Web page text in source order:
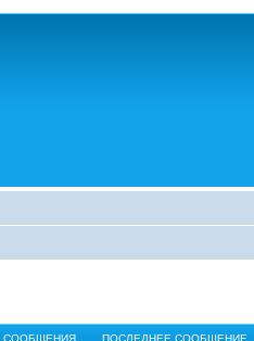
СООБЩЕНИЯ ПОСЛЕДНЕЕ СООБЩЕНИЕ